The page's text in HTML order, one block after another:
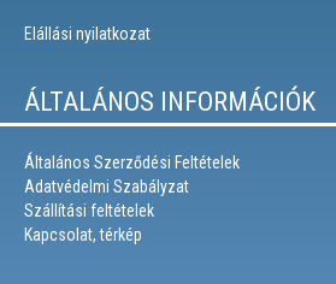
Elállási nyilatkozat
ÁLTALÁNOS INFORMÁCIÓK
Általános Szerződési Feltételek
Adatvédelmi Szabályzat
Szállítási feltételek
Kapcsolat, térkép